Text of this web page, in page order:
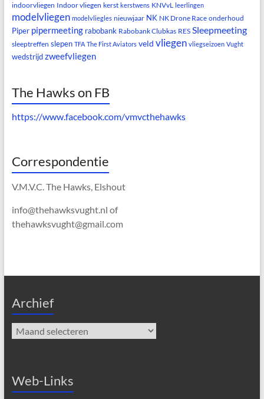
indoorvliegen Indoor vliegen kerst kerstwens KNVvL leerlingen
modelvliegen modelvliegles nieuwjaar NK NK Drone Race onderhoud
Piper pipermeeting rabobank Rabobank Clubkas RES Sleepmeeting
sleeptreffen slepen TFA The First Aviators veld vliegen vliegseizoen Vught
wedstrijd zweefvliegen
The Hawks on FB
https://www.facebook.com/vmvcthehawks
Correspondentie
V.M.V.C. The Hawks, Elshout
info@thehawksvught.nl of
thehawksvught@gmail.com
Archief
Archief
Web-Links